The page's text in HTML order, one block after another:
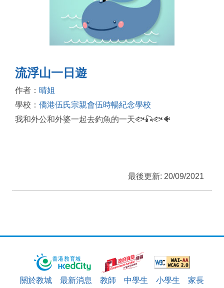
流浮山一日遊
作者： 晴姐
學校： 僑港伍氏宗親會伍時暢紀念學校
我和外公和外婆一起去釣魚的一天🐟🎣🐟🐠
最後更新: 20/09/2021
關於教城 最新消息 教師 中學生 小學生 家長